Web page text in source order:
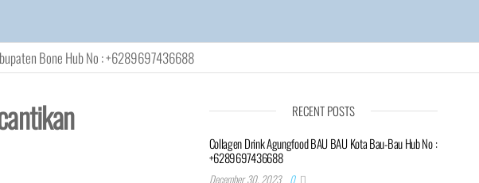
Bone Hub No : +6289697436688
RECENT POSTS
Collagen Drink Agungfood BAU BAU Kota Bau-Bau Hub No :
+6289697436688
December 30, 2023 0